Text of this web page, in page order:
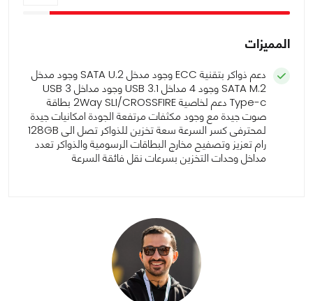
المميزات
دعم ذواكر بتقنية ECC وجود مدخل SATA U.2 وجود مدخل
SATA M.2 وجود 4 مداخل USB 3.1 وجود مداخل USB 3
Type-c دعم لخاصية 2Way SLI/CROSSFIRE بطاقة
صوت جيدة مع وجود مكثفات مرتفعة الجودة امكانيات جيدة
لمحترفى كسر السرعة سعة تخزين للذواكر تصل الى 128GB
رام تعزيز وتصفيح مخارج البطاقات الرسومية والذواكر تعدد
مداخل وحدات التخزين بسرعات نقل فائقة السرعة